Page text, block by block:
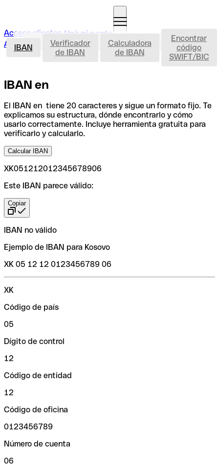
Acceso clientes Abrir mi cuenta
Abrir mi cuenta IBAN
IBAN
Verificador
de IBAN
Calculadora
de IBAN
Encontrar
código
SWIFT/BIC
IBAN en
El IBAN en tiene 20 caracteres y sigue un formato fijo. Te
explicamos su estructura, dónde encontrarlo y cómo
usarlo correctamente. Incluye herramienta gratuita para
verificarlo y calcularlo.
Calcular IBAN
XK051212012345678906
Este IBAN parece válido:
Copiar
IBAN no válido
Ejemplo de IBAN para Kosovo
XK 05 12 12 0123456789 06
XK
Código de país
05
Dígito de control
12
Código de entidad
12
Código de oficina
0123456789
Número de cuenta
06